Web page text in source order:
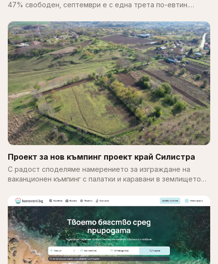
47% свободен, септември е с една трета по-евтин.
по Черноморието 2026.
Проект за нов къмпинг проект край Силистра
С радост споделяме намерението за изграждане на
ваканционен къмпинг с палатки и каравани в землището
терен…